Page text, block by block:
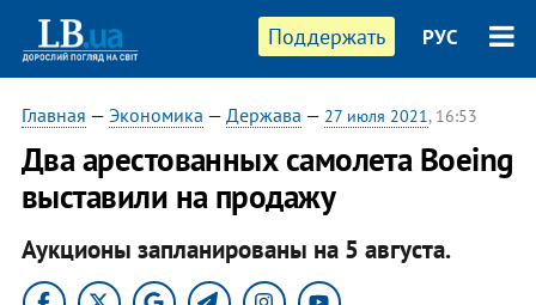
Поддержать РУС
Главная — Экономика — Держава — 27 июля 2021, 16:53
Два арестованных самолета Boeing
выставили на продажу
Аукционы запланированы на 5 августа.